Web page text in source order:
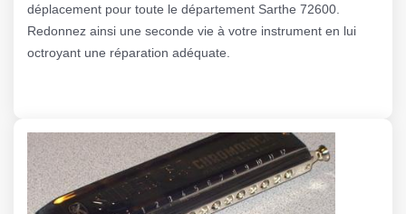
déplacement pour toute le département Sarthe 72600.
Redonnez ainsi une seconde vie à votre instrument en lui
octroyant une réparation adéquate.